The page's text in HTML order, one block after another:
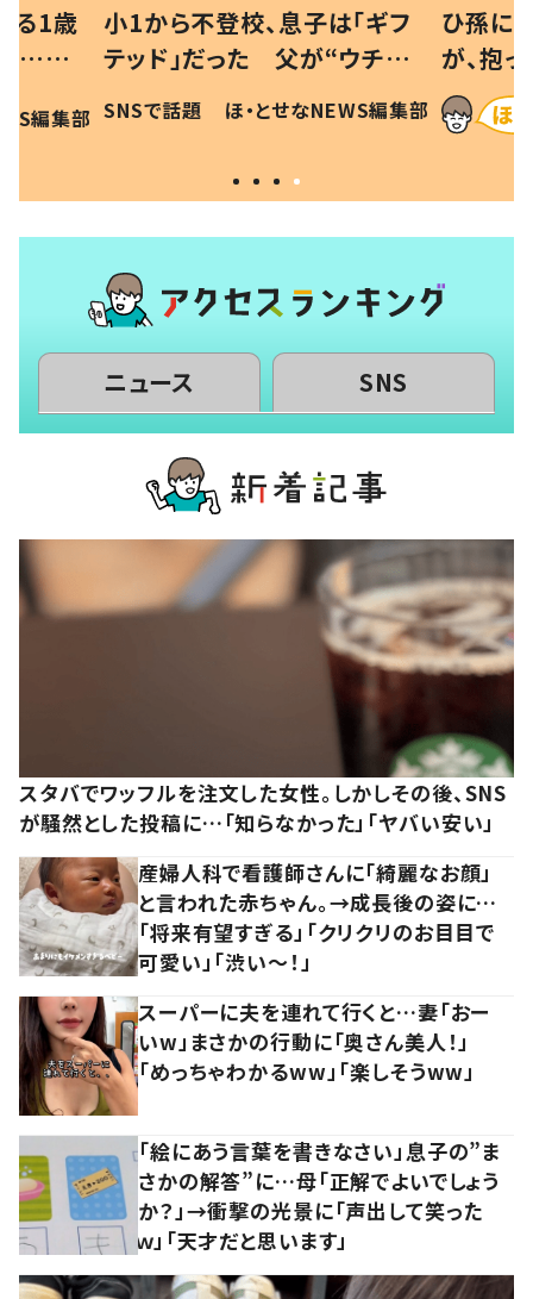
る1歳
…母
現行
編集部
小1から不登校、息子は「ギフ
テッド」だった 父が“ウチ給
食”を作り続ける理由とは #令
和の親 #令和の子
SNSで話題 ほ・とせなNEWS編集部
ひ孫に
が、抱
に「涙
方ない」
ニュース SNS
スタバでワッフルを注文した女性。しかしその後、SNS
が騒然とした投稿に…「知らなかった」「ヤバい安い」
産婦人科で看護師さんに「綺麗なお顔」
と言われた赤ちゃん。→成長後の姿に…
「将来有望すぎる」「クリクリのお目目で
可愛い」「渋い～！」
スーパーに夫を連れて行くと…妻「おー
いw」まさかの行動に「奥さん美人！」
「めっちゃわかるww」「楽しそうww」
「絵にあう言葉を書きなさい」息子の”ま
さかの解答”に…母「正解でよいでしょう
か？」→衝撃の光景に「声出して笑った
ｗ」「天才だと思います」